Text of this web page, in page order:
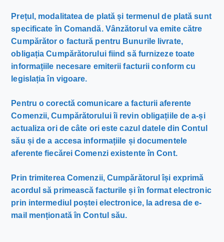
Prețul, modalitatea de plată și termenul de plată sunt
specificate în Comandă. Vânzătorul va emite către
Cumpărător o factură pentru Bunurile livrate,
obligația Cumpărătorului fiind să furnizeze toate
informațiile necesare emiterii facturii conform cu
legislația în vigoare.
Pentru o corectă comunicare a facturii aferente
Comenzii, Cumpărătorului îi revin obligațiile de a-și
actualiza ori de câte ori este cazul datele din Contul
său și de a accesa informațiile și documentele
aferente fiecărei Comenzi existente în Cont.
Prin trimiterea Comenzii, Cumpărătorul își exprimă
acordul să primească facturile și în format electronic
prin intermediul poștei electronice, la adresa de e-
mail menționată în Contul său.